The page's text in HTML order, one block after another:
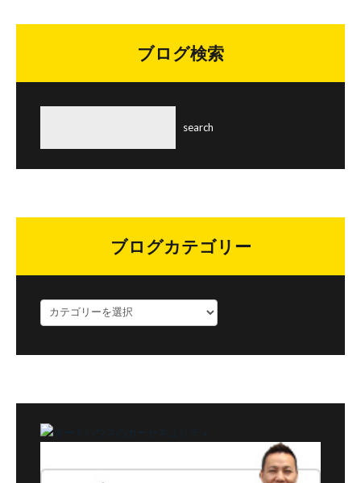
ブログ検索
ブログカテゴリー
ロ
ー